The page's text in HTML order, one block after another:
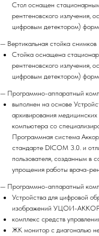
Стол оснащен
рентгеновского излучения,
цифровым детектором)
— Вертикальная стойка снимков
Стойка оснащена
рентгеновского излучения,
цифровым детектором)
— Программно-аппаратный
выполнен на основе
архивирования
компьютера со
Программная система
стандарте DICOM 3.0. и
пользователя, созданным в
упрощения работы врача-
— Программно-аппаратный
Устройства для цифровой
изображений УЦОИ-
комплекс средств
ЖК монитор с диагональю